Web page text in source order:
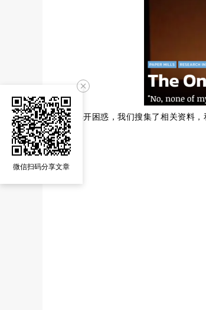
为解开困惑，我们搜集了相关资料
微信扫码分享文章